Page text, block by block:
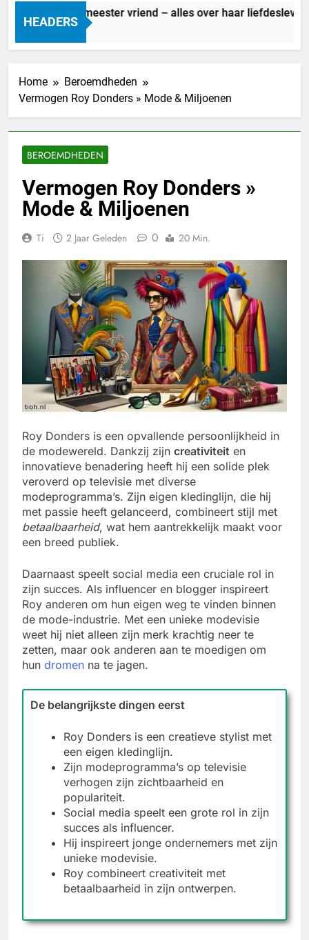
HEADERS
Marit Bouwmeester vriend – alles over haar liefdesleven
14 Uur Geleden
Home
Beroemdheden
Vermogen Roy Donders » Mode & Miljoenen
BEROEMDHEDEN
Vermogen Roy Donders »
Mode & Miljoenen
Ti 2 Jaar Geleden 0 20 Min.
Roy Donders is een opvallende persoonlijkheid in
de modewereld. Dankzij zijn creativiteit en
innovatieve benadering heeft hij een solide plek
veroverd op televisie met diverse
modeprogramma’s. Zijn eigen kledinglijn, die hij
met passie heeft gelanceerd, combineert stijl met
betaalbaarheid, wat hem aantrekkelijk maakt voor
een breed publiek.
Daarnaast speelt social media een cruciale rol in
zijn succes. Als influencer en blogger inspireert
Roy anderen om hun eigen weg te vinden binnen
de mode-industrie. Met een unieke modevisie
weet hij niet alleen zijn merk krachtig neer te
zetten, maar ook anderen aan te moedigen om
hun dromen na te jagen.
De belangrijkste dingen eerst
Roy Donders is een creatieve stylist met
een eigen kledinglijn.
Zijn modeprogramma’s op televisie
verhogen zijn zichtbaarheid en
populariteit.
Social media speelt een grote rol in zijn
succes als influencer.
Hij inspireert jonge ondernemers met zijn
unieke modevisie.
Roy combineert creativiteit met
betaalbaarheid in zijn ontwerpen.